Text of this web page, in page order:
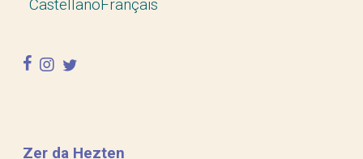
CastellanoFrançais
facebook
instagram
twitter
Zer da Hezten